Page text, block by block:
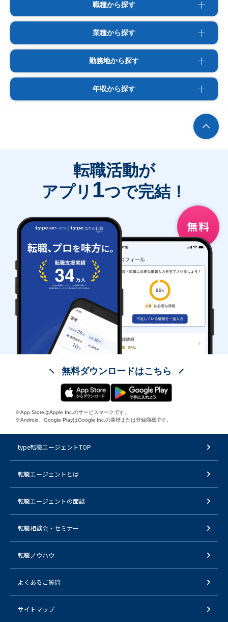
職種から探す
業種から探す
勤務地から探す
年収から探す
転職活動が
アプリ 1つで完結！
無料ダウンロードはこちら
※App StoreはApple Inc.のサービスマークです。
※Android、Google PlayはGoogle Inc.の商標または登録商標です。
type転職エージェントTOP
転職エージェントとは
転職エージェントの面談
転職相談会・セミナー
転職ノウハウ
よくあるご質問
サイトマップ